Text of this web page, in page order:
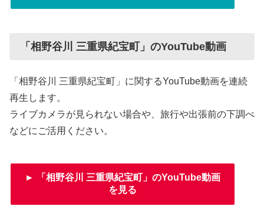
「相野谷川 三重県紀宝町」のYouTube動画
「相野谷川 三重県紀宝町」に関するYouTube動画を連続
再生します。
ライブカメラが見られない場合や、旅行や出張前の下調べ
などにご活用ください。
► 「相野谷川 三重県紀宝町」のYouTube動画
を見る